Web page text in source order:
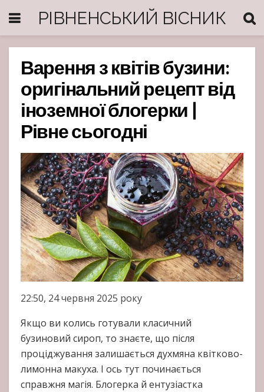
РІВНЕНСЬКИЙ ВІСНИК
Варення з квітів бузини:
оригінальний рецепт від
іноземної блогерки |
Рівне сьогодні
22:50, 24 червня 2025 року
Якщо ви колись готували класичний
бузиновий сироп, то знаєте, що після
проціджування залишається духмяна квітково-
лимонна макуха. І ось тут починається
справжня магія. Блогерка й ентузіастка